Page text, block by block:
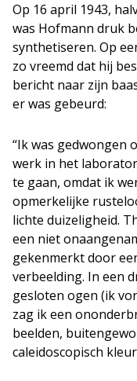
Op 16 april 1943,
was Hofmann druk
synthetiseren. Op
zo vreemd dat hij
bericht naar zijn
er was gebeurd:
“Ik was gedwongen
werk in het
te gaan, omdat ik
opmerkelijke
lichte duizeligheid.
een niet
gekenmerkt door
verbeelding. In een
gesloten ogen (ik
zag ik een
beelden,
caleidoscopisch